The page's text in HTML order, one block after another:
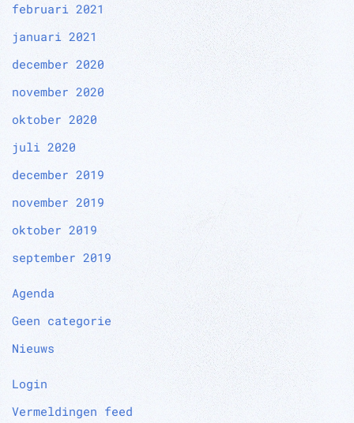
februari 2021
januari 2021
december 2020
november 2020
oktober 2020
juli 2020
december 2019
november 2019
oktober 2019
september 2019
Agenda
Geen categorie
Nieuws
Login
Vermeldingen feed